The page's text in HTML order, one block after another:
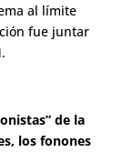
al límite
fue juntar
de la
los fonones